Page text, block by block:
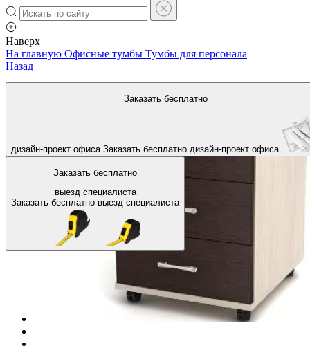
Наверх
Заказать бесплатно
дизайн-проект офиса Заказать бесплатно дизайн-проект офиса
Заказать бесплатно
выезд специалиста
Заказать бесплатно выезд специалиста
На главную Офисные тумбы Тумбы для персонала
Назад